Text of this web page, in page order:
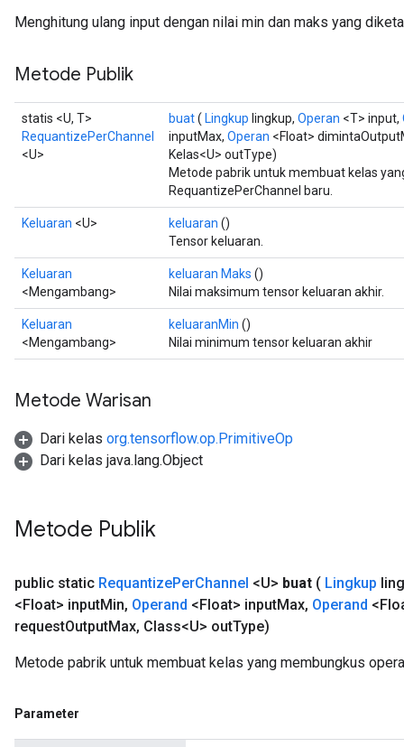
Menghitung ulang input dengan nilai min dan maks yang
Metode Publik
statis <U, T>
RequantizePerChannel
<U>
buat( Lingkup lingkup, Operan <T> input,
inputMax, Operan <Float>
Kelas<U> outType)
Metode pabrik untuk membuat kelas
RequantizePerChannel baru.
Keluaran <U> keluaran ()
Tensor keluaran.
Keluaran
<Mengambang>
keluaran Maks ()
Nilai maksimum tensor keluaran akhir.
Keluaran
<Mengambang>
keluaranMin ()
Nilai minimum tensor keluaran akhir
Metode Warisan
Dari kelas org.tensorflow.op.PrimitiveOp
Dari kelas java.lang.Object
Metode Publik
public static RequantizePerChannel <U> buat ( Lingkup
<Float> inputMin, Operand <Float> inputMax, Operand
requestOutputMax, Class<U> outType)
Metode pabrik untuk membuat kelas yang membungkus
Parameter